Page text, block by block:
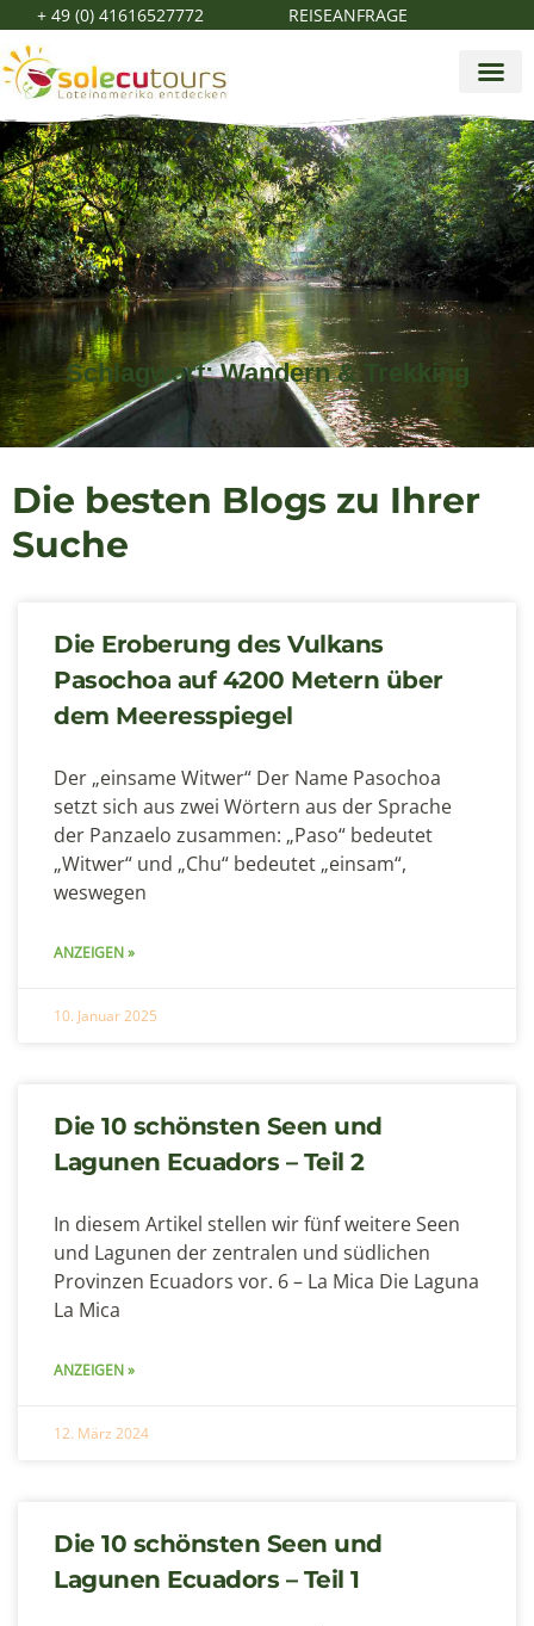
+ 49 (0) 41616527772 REISEANFRAGE
Schlagwort: Wandern & Trekking
Die besten Blogs zu Ihrer
Suche
Die Eroberung des Vulkans
Pasochoa auf 4200 Metern über
dem Meeresspiegel
Der „einsame Witwer“ Der Name Pasochoa
setzt sich aus zwei Wörtern aus der Sprache
der Panzaelo zusammen: „Paso“ bedeutet
„Witwer“ und „Chu“ bedeutet „einsam“,
weswegen
ANZEIGEN »
10. Januar 2025
Die 10 schönsten Seen und
Lagunen Ecuadors – Teil 2
In diesem Artikel stellen wir fünf weitere Seen
und Lagunen der zentralen und südlichen
Provinzen Ecuadors vor. 6 – La Mica Die Laguna
La Mica
ANZEIGEN »
12. März 2024
Die 10 schönsten Seen und
Lagunen Ecuadors – Teil 1